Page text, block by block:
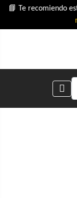
📘 Te recomiendo